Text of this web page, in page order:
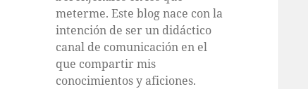
meterme. Este blog nace con la
intención de ser un didáctico
canal de comunicación en el
que compartir mis
conocimientos y aficiones.